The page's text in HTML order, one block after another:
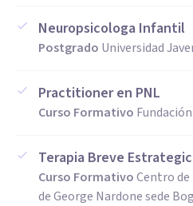
Neuropsicologa Infantil
Postgrado Universidad
Practitioner en PNL
Curso Formativo
Terapia Breve
Curso FormativoCentro
de George Nardone sede